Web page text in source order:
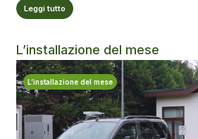
Leggi tutto
L’installazione del mese
L’installazione del mese